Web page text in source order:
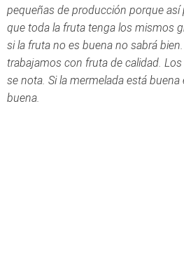
pequeñas de producción porque
que toda la fruta tenga los mismos
si la fruta no es buena no sabrá
trabajamos con fruta de calidad.
se nota. Si la mermelada está
buena.